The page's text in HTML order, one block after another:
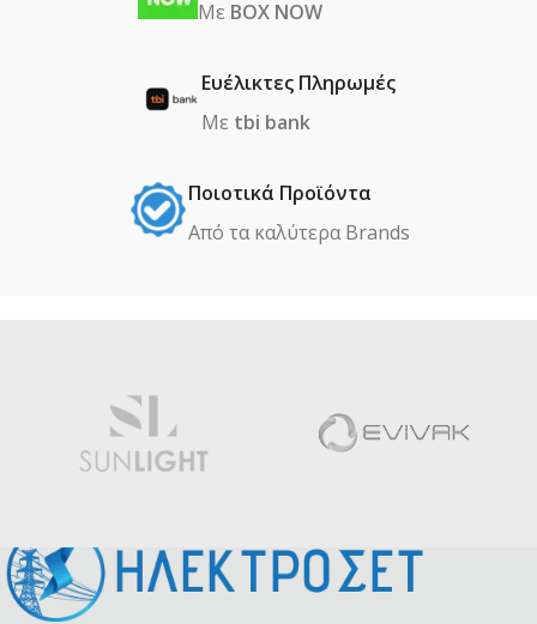
Με BOX NOW
Ευέλικτες Πληρωμές
Με tbi bank
Ποιοτικά Προϊόντα
Από τα καλύτερα Βrands